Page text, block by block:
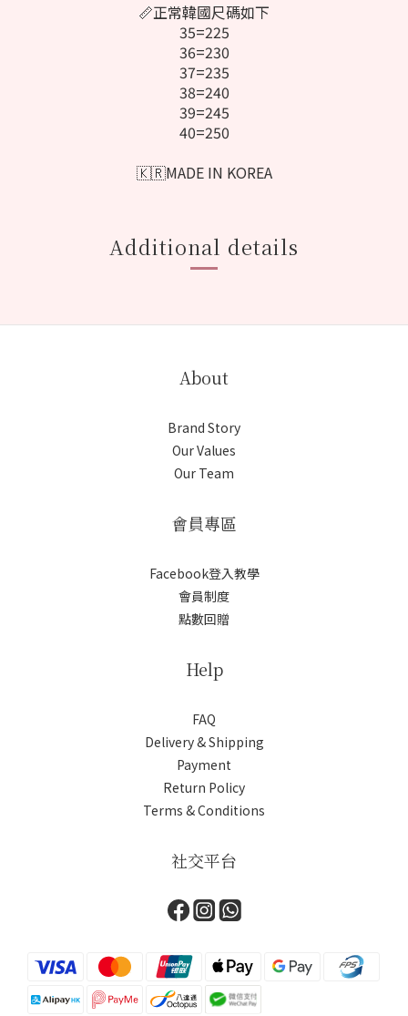
📏正常韓國尺碼如下
35=225
36=230
37=235
38=240
39=245
40=250
🇰🇷MADE IN KOREA
Additional details
About
Brand Story
Our Values
Our Team
會員專區
Facebook登入教學
會員制度
點數回贈
Help
FAQ
Delivery & Shipping
Payment
Return Policy
Terms & Conditions
社交平台